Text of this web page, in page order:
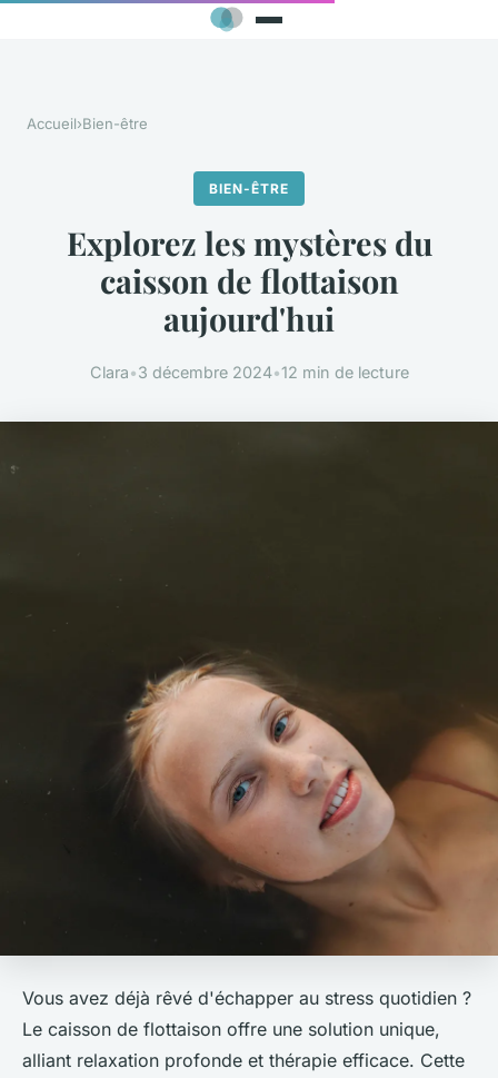
Accueil›Bien-être
BIEN-ÊTRE
Explorez les mystères du
caisson de flottaison
aujourd'hui
Clara•3 décembre 2024•12 min de lecture
Vous avez déjà rêvé d'échapper au stress quotidien ?
Le caisson de flottaison offre une solution unique,
alliant relaxation profonde et thérapie efficace. Cette